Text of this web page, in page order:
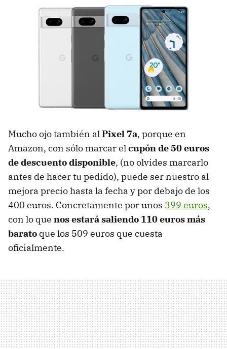
Mucho ojo también al Pixel 7a, porque en
Amazon, con sólo marcar el cupón de 50 euros
de descuento disponible, (no olvides marcarlo
antes de hacer tu pedido), puede ser nuestro al
mejora precio hasta la fecha y por debajo de los
400 euros. Concretamente por unos 399 euros,
con lo que nos estará saliendo 110 euros más
barato que los 509 euros que cuesta
oficialmente.